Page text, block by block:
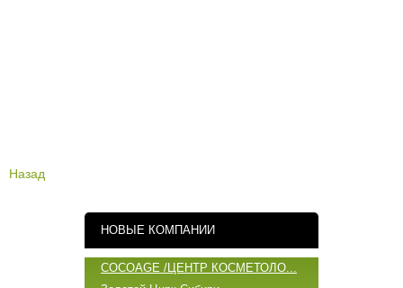
Назад
НОВЫЕ КОМПАНИИ
COCOAGE /ЦЕНТР КОСМЕТОЛО...